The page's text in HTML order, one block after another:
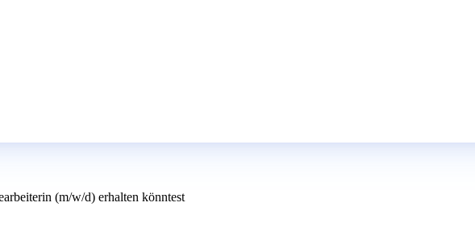
(m/w/d) erhalten könntest